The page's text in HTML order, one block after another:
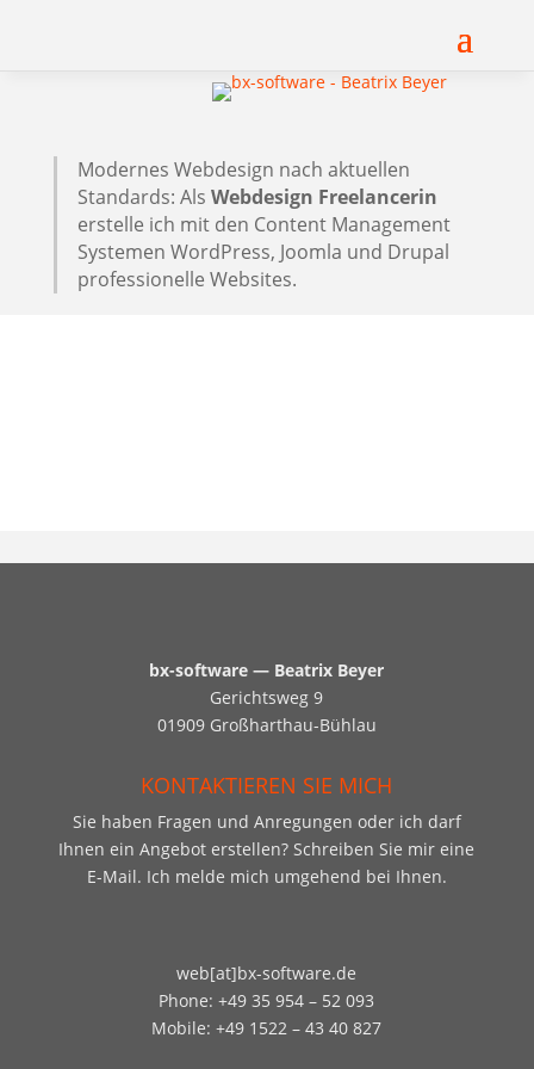
Modernes Webdesign nach aktuellen
Standards: Als Webdesign Freelancerin
erstelle ich mit den Content Management
Systemen WordPress, Joomla und Drupal
professionelle Websites.
bx-software — Beatrix Beyer
Gerichtsweg 9
01909 Großharthau-Bühlau
KONTAKTIEREN SIE MICH
Sie haben Fragen und Anregungen oder ich darf
Ihnen ein Angebot erstellen? Schreiben Sie mir eine
E-Mail. Ich melde mich umgehend bei Ihnen.
web[at]bx-software.de
Phone: +49 35 954 – 52 093
Mobile: +49 1522 – 43 40 827